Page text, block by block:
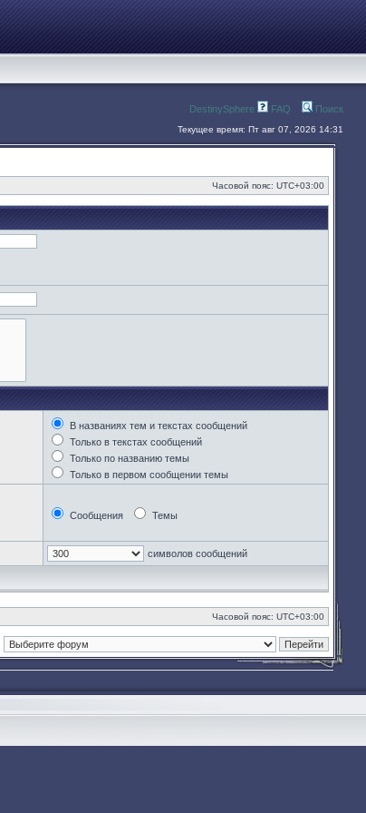
DestinySphere FAQ Поиск
Текущее время: Пт авг 07, 2026 14:31
Часовой пояс: UTC+03:00
В названиях тем и текстах сообщений
Только в текстах сообщений
Только по названию темы
Только в первом сообщении темы
Сообщения Темы
символов сообщений
Часовой пояс: UTC+03:00